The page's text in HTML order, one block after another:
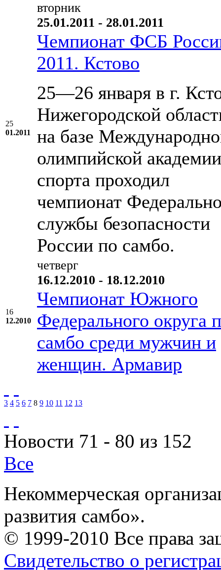
25
01.2011
вторник
25.01.2011 - 28.01.2011
Чемпионат ФСБ
2011. Кстово
25—26 января в г.
Нижегородской
на базе
олимпийской академии
спорта проходил
чемпионат
службы безопасности
России по самбо.
16
12.2010
четверг
16.12.2010 - 18.12.2010
Чемпионат Южного
Федерального округа
самбо среди мужчин и
женщин. Армавир
3 4 5 6 7 8 9 10 11 12 13
Новости 71 - 80 из 152
Все
Некоммерческая
развития самбо».
© 1999-2010 Все права
Свидетельство о